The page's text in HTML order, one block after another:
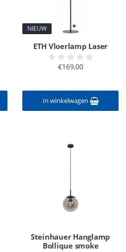
NIEUW
ETH Vloerlamp Laser
€169,00
In winkelwagen
Steinhauer Hanglamp
Bollique smoke